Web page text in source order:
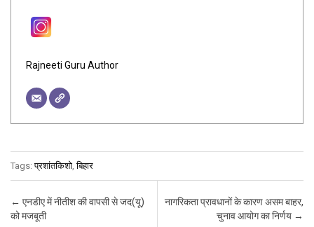
Rajneeti Guru Author
Tags:प्रशांतकिशो ,बिहार
Post navigation
← एनडीए में नीतीश की वापसी से जद(यू)
को मजबूती
नागरिकता प्रावधानों के कारण असम बाहर,
चुनाव आयोग का निर्णय →